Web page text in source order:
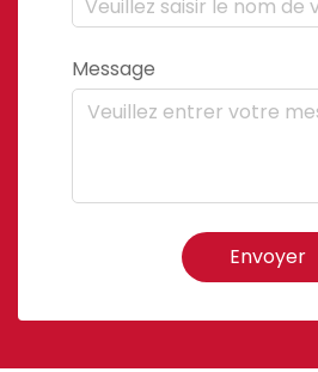
Message
Envoyer